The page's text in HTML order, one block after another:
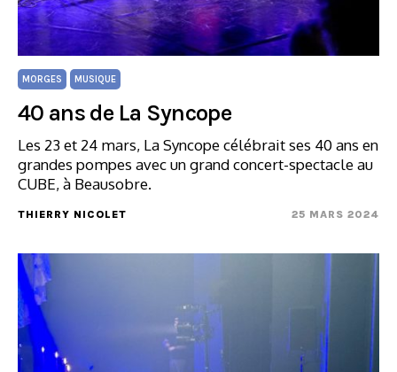
MORGES MUSIQUE
40 ans de La Syncope
Les 23 et 24 mars, La Syncope célébrait ses 40 ans en
grandes pompes avec un grand concert-spectacle au
CUBE, à Beausobre.
THIERRY NICOLET 25 MARS 2024